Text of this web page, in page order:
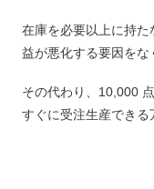
在庫を必要以上に持
益が悪化する要因をな
その代わり、10,000
すぐに受注生産できる